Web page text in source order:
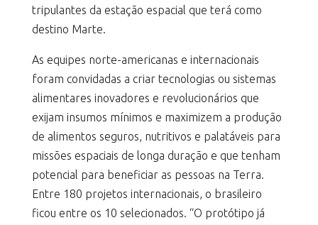
tripulantes da estação espacial que terá como
destino Marte.
As equipes norte-americanas e internacionais
foram convidadas a criar tecnologias ou sistemas
alimentares inovadores e revolucionários que
exijam insumos mínimos e maximizem a produção
de alimentos seguros, nutritivos e palatáveis ​​para
missões espaciais de longa duração e que tenham
potencial para beneficiar as pessoas na Terra.
Entre 180 projetos internacionais, o brasileiro
ficou entre os 10 selecionados. “O protótipo já